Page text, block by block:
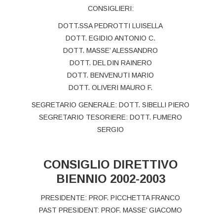
CONSIGLIERI:
DOTT.SSA PEDROTTI LUISELLA
DOTT. EGIDIO ANTONIO C.
DOTT. MASSE’ ALESSANDRO
DOTT. DEL DIN RAINERO
DOTT. BENVENUTI MARIO
DOTT. OLIVERI MAURO F.
SEGRETARIO GENERALE: DOTT. SIBELLI PIERO
SEGRETARIO TESORIERE: DOTT. FUMERO
SERGIO
CONSIGLIO DIRETTIVO
BIENNIO 2002-2003
PRESIDENTE: PROF. PICCHETTA FRANCO
PAST PRESIDENT: PROF. MASSE’ GIACOMO